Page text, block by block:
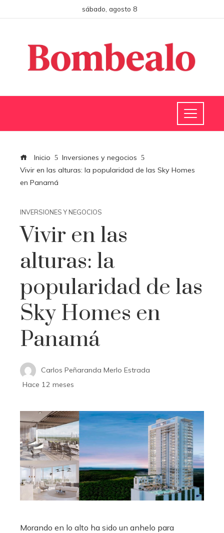
sábado, agosto 8
Inicio
Inversiones y negocios
Vivir en las alturas: la popularidad de las Sky Homes
en Panamá
INVERSIONES Y NEGOCIOS
Vivir en las
alturas: la
popularidad de las
Sky Homes en
Panamá
Carlos Peñaranda Merlo Estrada
Hace 12 meses
Morando en lo alto ha sido un anhelo para